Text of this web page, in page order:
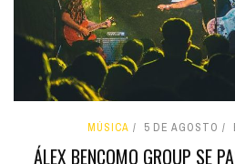
MÚSICA 5 DE AGOSTO
ÁLEX BENCOMO GROUP SE